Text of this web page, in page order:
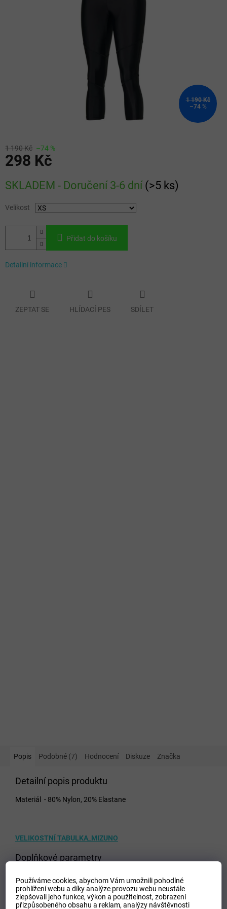
Používáme cookies, abychom Vám umožnili pohodlné
prohlížení webu a díky analýze provozu webu neustále
zlepšovali jeho funkce, výkon a použitelnost,zobrazení
přizpůsobeného obsahu a reklam, analýzy návštěvnosti
1 190 Kč
–74 %
1 190 Kč –74 %
298 Kč
cena:
SKLADEM - Doručení 3-6 dní (>5 ks)
Velikost
Přidat do košíku
Detailní informace
ZEPTAT SE HLÍDACÍ PES SDÍLET
Popis Podobné (7) Hodnocení Diskuze Značka
Detailní popis produktu
Materiál - 80% Nylon, 20% Elastane
VELIKOSTNÍ TABULKA_MIZUNO
Doplňkové parametry
Kategorie
Dámské legíny
EAN:
5059431060003
Velikost:
XS